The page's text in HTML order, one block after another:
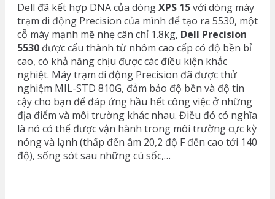
Dell đã kết hợp DNA của dòngXPS 15với dòng máy
trạm di động Precision của mình để tạo ra 5530, một
cỗ máy mạnh mẽ nhẹ cân chỉ 1.8kg, Dell Precision
5530 được cấu thành từ nhôm cao cấp có độ bền bỉ
cao, có khả năng chịu được các điều kiện khắc
nghiệt. Máy trạm di động Precision đã được thử
nghiệm MIL-STD 810G, đảm bảo độ bền và độ tin
cậy cho bạn để đáp ứng hầu hết công việc ở những
địa điểm và môi trường khác nhau. Điều đó có nghĩa
là nó có thể được vận hành trong môi trường cực kỳ
nóng và lạnh (thấp đến âm 20,2 độ F đến cao tới 140
độ), sống sót sau những cú sốc,…